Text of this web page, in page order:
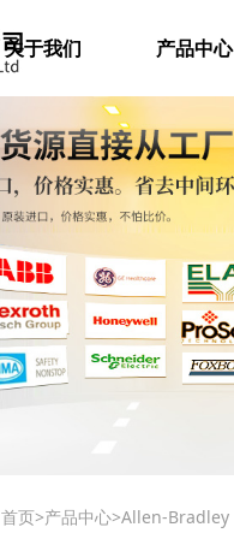
关于我们 产品中心
首页>产品中心>Allen-Bradley